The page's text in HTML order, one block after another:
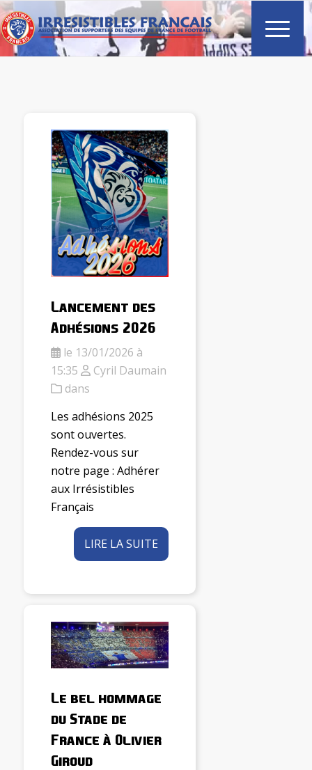
Lancement des
Adhésions 2026
le 13/01/2026 à
15:35
Cyril Daumain
dans
Les adhésions 2025
sont ouvertes.
Rendez-vous sur
notre page : Adhérer
aux Irrésistibles
Français
LIRE LA SUITE
Le bel hommage
du Stade de
France à Olivier
Giroud